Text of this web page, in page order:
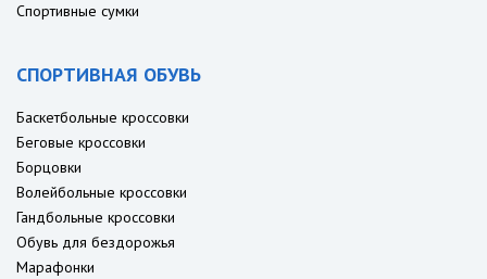
Спортивные сумки
СПОРТИВНАЯ ОБУВЬ
Баскетбольные кроссовки
Беговые кроссовки
Борцовки
Волейбольные кроссовки
Гандбольные кроссовки
Обувь для бездорожья
Марафонки